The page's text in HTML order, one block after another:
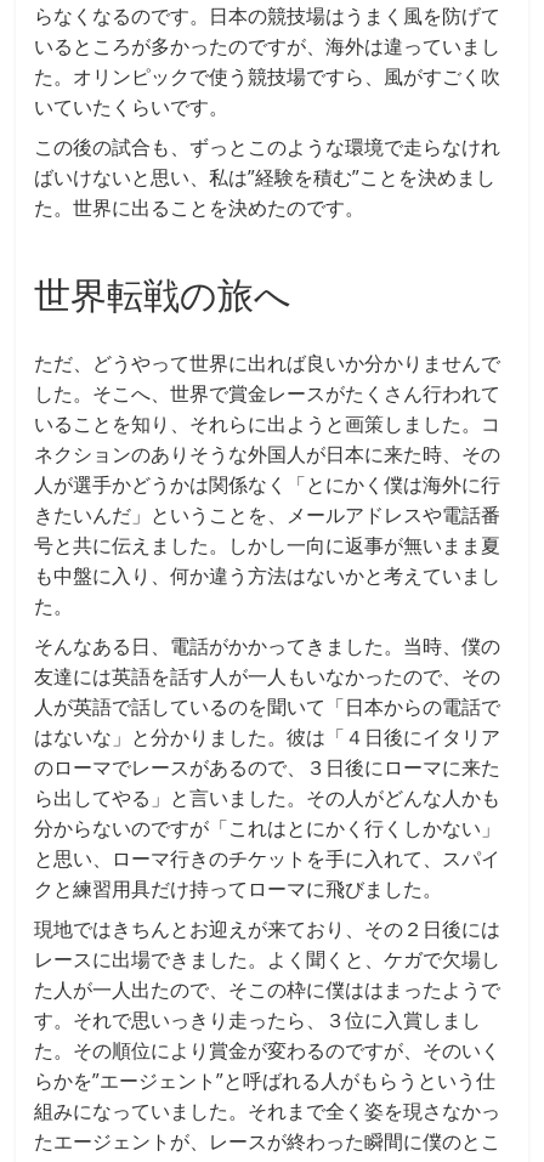
らなくなるのです。日本の競技場はうまく風を防げて
いるところが多かったのですが、海外は違っていまし
た。オリンピックで使う競技場ですら、風がすごく吹
いていたくらいです。
この後の試合も、ずっとこのような環境で走らなけれ
ばいけないと思い、私は”経験を積む”ことを決めまし
た。世界に出ることを決めたのです。
世界転戦の旅へ
ただ、どうやって世界に出れば良いか分かりませんで
した。そこへ、世界で賞金レースがたくさん行われて
いることを知り、それらに出ようと画策しました。コ
ネクションのありそうな外国人が日本に来た時、その
人が選手かどうかは関係なく「とにかく僕は海外に行
きたいんだ」ということを、メールアドレスや電話番
号と共に伝えました。しかし一向に返事が無いまま夏
も中盤に入り、何か違う方法はないかと考えていまし
た。
そんなある日、電話がかかってきました。当時、僕の
友達には英語を話す人が一人もいなかったので、その
人が英語で話しているのを聞いて「日本からの電話で
はないな」と分かりました。彼は「４日後にイタリア
のローマでレースがあるので、３日後にローマに来た
ら出してやる」と言いました。その人がどんな人かも
分からないのですが「これはとにかく行くしかない」
と思い、ローマ行きのチケットを手に入れて、スパイ
クと練習用具だけ持ってローマに飛びました。
現地ではきちんとお迎えが来ており、その２日後には
レースに出場できました。よく聞くと、ケガで欠場し
た人が一人出たので、そこの枠に僕ははまったようで
す。それで思いっきり走ったら、３位に入賞しまし
た。その順位により賞金が変わるのですが、そのいく
らかを”エージェント”と呼ばれる人がもらうという仕
組みになっていました。それまで全く姿を現さなかっ
たエージェントが、レースが終わった瞬間に僕のとこ